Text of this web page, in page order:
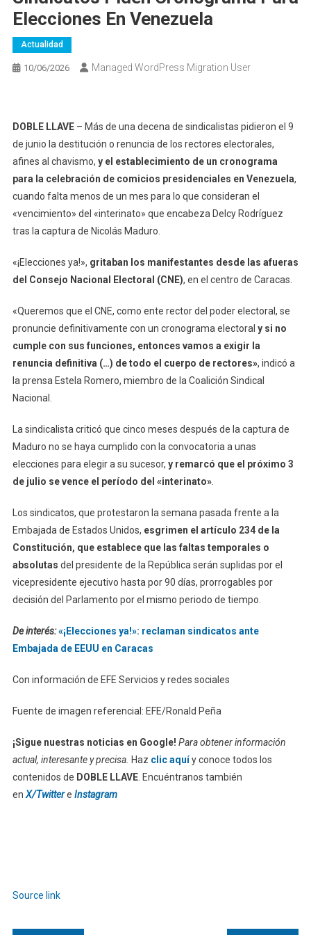
Elecciones En Venezuela
Actualidad
10/06/2026 Managed WordPress Migration User
DOBLE LLAVE– Más de una decena de sindicalistas pidieron el 9
de junio la destitución o renuncia de los rectores electorales,
afines al chavismo, y el establecimiento de un cronograma
para la celebración de comicios presidenciales en Venezuela,
cuando falta menos de un mes para lo que consideran el
«vencimiento» del «interinato» que encabeza Delcy Rodríguez
tras la captura de Nicolás Maduro.
«¡Elecciones ya!», gritaban los manifestantes desde las afueras
del Consejo Nacional Electoral (CNE), en el centro de Caracas.
«Queremos que el CNE, como ente rector del poder electoral, se
pronuncie definitivamente con un cronograma electoral y si no
cumple con sus funciones, entonces vamos a exigir la
renuncia definitiva (…) de todo el cuerpo de rectores», indicó a
la prensa Estela Romero, miembro de la Coalición Sindical
Nacional.
La sindicalista criticó que cinco meses después de la captura de
Maduro no se haya cumplido con la convocatoria a unas
elecciones para elegir a su sucesor, y remarcó que el próximo 3
de julio se vence el período del «interinato».
Los sindicatos, que protestaron la semana pasada frente a la
Embajada de Estados Unidos, esgrimen el artículo 234 de la
Constitución, que establece que las faltas temporales o
absolutas del presidente de la República serán suplidas por el
vicepresidente ejecutivo hasta por 90 días, prorrogables por
decisión del Parlamento por el mismo periodo de tiempo.
De interés:«¡Elecciones ya!»: reclaman sindicatos ante
Embajada de EEUU en Caracas
Con información de EFE Servicios y redes sociales
Fuente de imagen referencial: EFE/Ronald Peña
¡Sigue nuestras noticias en Google! Para obtener información
actual, interesante y precisa. Haz clic aquíy conoce todos los
contenidos de DOBLE LLAVE. Encuéntranos también
en X/Twittere Instagram
Source link